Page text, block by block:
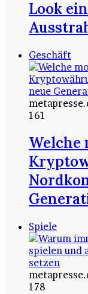
Look
Geschäft
161
Welche
Spiele
178